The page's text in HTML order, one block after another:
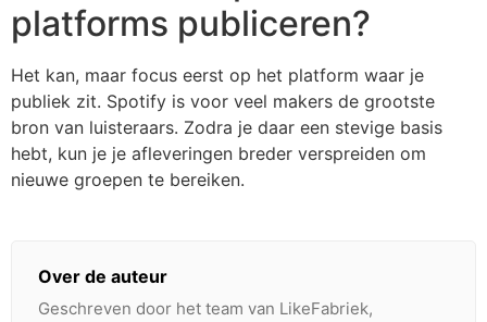
platforms publiceren?
Het kan, maar focus eerst op het platform waar je
publiek zit. Spotify is voor veel makers de grootste
bron van luisteraars. Zodra je daar een stevige basis
hebt, kun je je afleveringen breder verspreiden om
nieuwe groepen te bereiken.
Over de auteur
Geschreven door het team van LikeFabriek,